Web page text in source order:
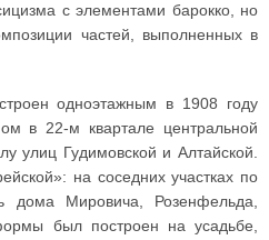
с элементами барокко, но
частей, выполненных в
одноэтажным в 1908 году
в 22-м квартале центральной
улиц Гудимовской и Алтайской.
на соседних участках по
дома Мировича, Розенфельда,
был построен на усадьбе,